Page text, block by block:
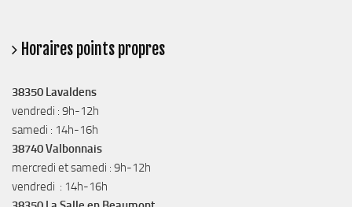
Horaires points propres
38350 Lavaldens
vendredi : 9h-12h
samedi : 14h-16h
38740 Valbonnais
mercredi et samedi : 9h-12h
vendredi : 14h-16h